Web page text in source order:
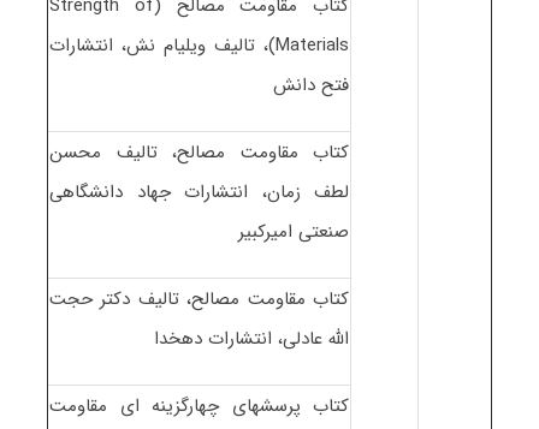
Materials)، تالیف ویلیام نش، انتشارات
فتح دانش
کتاب مقاومت مصالح، تالیف محسن
لطف زمان، انتشارات جهاد دانشگاهی
صنعتی امیرکبیر
کتاب مقاومت مصالح، تالیف دکتر حجت
الله عادلی، انتشارات دهخدا
کتاب پرسشهای چهارگزینه ای مقاومت